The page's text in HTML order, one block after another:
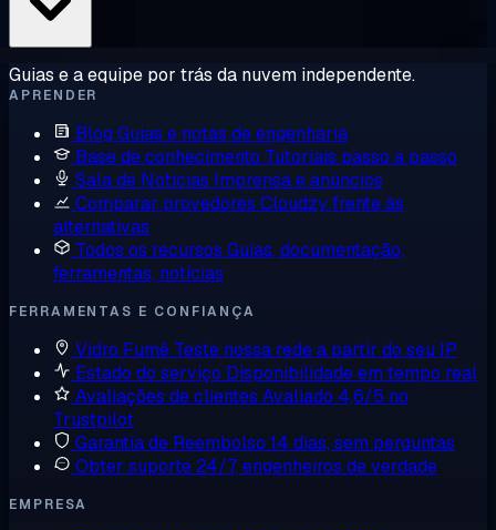
Guias e a equipe por trás da nuvem independente.
APRENDER
Blog Guias e notas de engenharia
Base de conhecimento Tutoriais passo a passo
Sala de Notícias Imprensa e anúncios
Comparar provedores Cloudzy frente às
alternativas
Todos os recursos Guias, documentação,
ferramentas, notícias
FERRAMENTAS E CONFIANÇA
Vidro Fumê Teste nossa rede a partir do seu IP
Estado do serviço Disponibilidade em tempo real
Avaliações de clientes Avaliado 4,6/5 no
Trustpilot
Garantia de Reembolso 14 dias, sem perguntas
Obter suporte 24/7, engenheiros de verdade
EMPRESA